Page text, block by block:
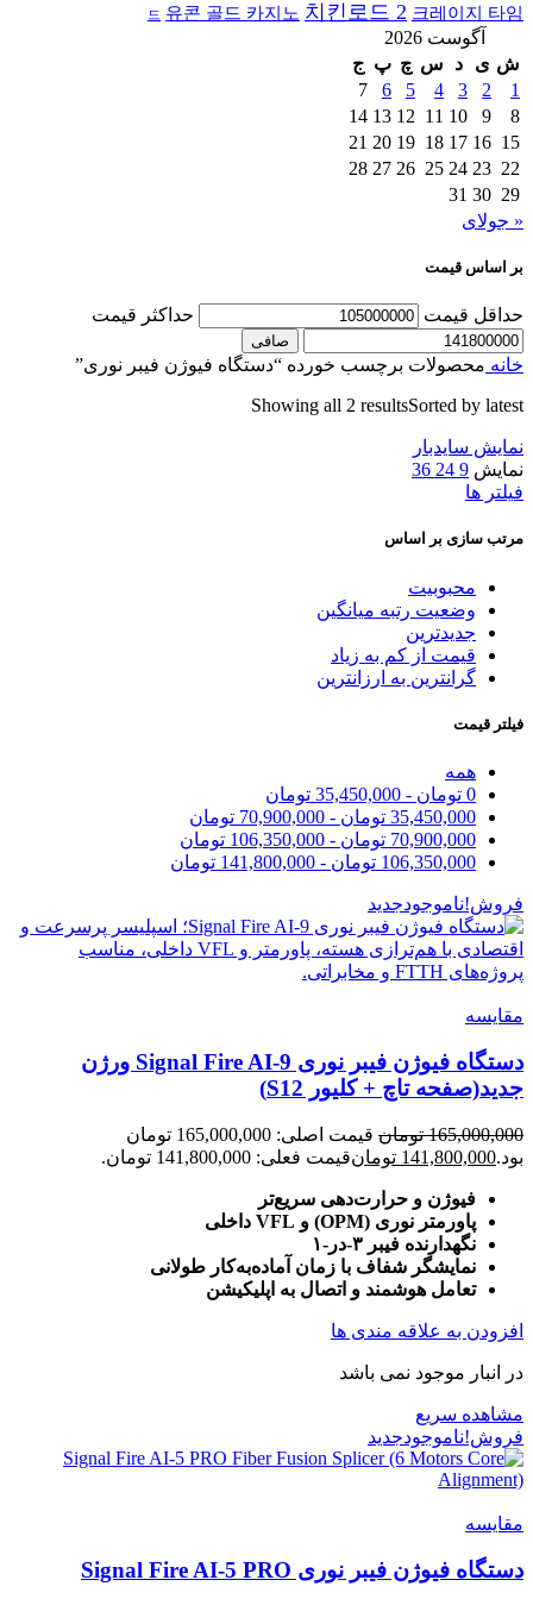
드 유콘 골드 카지노 치킨로드 2 크레이지 타임
آگوست 2026
ش ی د س چ پ ج
1
2
3
4
5
6
7
8
9
10
11
12
13
14
15
16
17
18
19
20
21
22
23
24
25
26
27
28
29
30
31
« جولای
بر اساس قیمت
حداقل قیمت حداكثر قيمت
صافی
خانه محصولات برچسب خورده “دستگاه فیوژن فیبر نوری”
Showing all 2 resultsSorted by latest
نمایش سایدبار
نمایش 9
24
36
فیلتر ها
مرتب سازی بر اساس
محبوبیت
وضعیت رتبه میانگین
جدیدترین
قیمت از کم به زیاد
گرانترین به ارزانترین
فیلتر قیمت
همه
0 تومان -
35,450,000 تومان
35,450,000 تومان -
70,900,000 تومان
70,900,000 تومان -
106,350,000 تومان
106,350,000 تومان -
141,800,000 تومان
فروش!ناموجودجدید
مقایسه
دستگاه فیوژن فیبر نوری Signal Fire AI-9 ورژن
جدید(صفحه تاچ + کلیور S12)
165,000,000 تومان
قیمت اصلی: 165,000,000 تومان
بود.141,800,000 تومانقیمت فعلی: 141,800,000 تومان.
فیوژن و حرارت‌دهی سریع‌تر
پاورمتر نوری (OPM) و VFL داخلی
نگهدارنده فیبر ۳‑در‑۱
نمایشگر شفاف با زمان آماده‌به‌کار طولانی
تعامل هوشمند و اتصال به اپلیکیشن
افزودن به علاقه مندی ها
در انبار موجود نمی باشد
مشاهده سریع
فروش!ناموجودجدید
مقایسه
دستگاه فیوژن فیبر نوری Signal Fire AI-5 PRO